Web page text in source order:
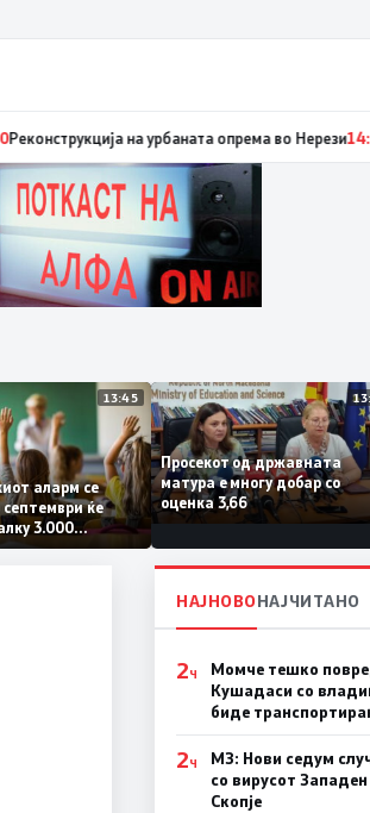
МЗ: Нови седум случаи на инфекција со
13:45
аларм се
во септември ќе
3.000
помалку
Просекот од државната
матура е многу добар со
оценка 3,66
НАЈНОВОНАЈЧИТАНО
2Ч
Момче тешко
Кушадаси со
биде
2Ч
МЗ: Нови седум
со вирусот
Скопје